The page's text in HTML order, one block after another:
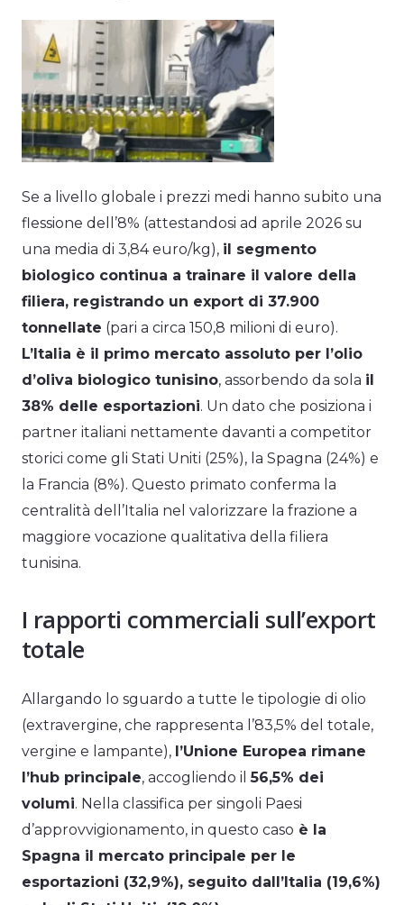
Se a livello globale i prezzi medi hanno subito una
flessione dell’8% (attestandosi ad aprile 2026 su
una media di 3,84 euro/kg), il segmento
biologico continua a trainare il valore della
filiera, registrando un export di 37.900
tonnellate (pari a circa 150,8 milioni di euro).
L’Italia è il primo mercato assoluto per l’olio
d’oliva biologico tunisino, assorbendo da sola il
38% delle esportazioni. Un dato che posiziona i
partner italiani nettamente davanti a competitor
storici come gli Stati Uniti (25%), la Spagna (24%) e
la Francia (8%). Questo primato conferma la
centralità dell’Italia nel valorizzare la frazione a
maggiore vocazione qualitativa della filiera
tunisina.
I rapporti commerciali sull’export
totale
Allargando lo sguardo a tutte le tipologie di olio
(extravergine, che rappresenta l’83,5% del totale,
vergine e lampante), l’Unione Europea rimane
l’hub principale, accogliendo il56,5% dei
volumi. Nella classifica per singoli Paesi
d’approvvigionamento, in questo caso è la
Spagna il mercato principale per le
esportazioni (32,9%), seguito dall’Italia (19,6%)